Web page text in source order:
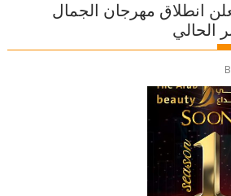
انطلاق مهرجان الجمال
الحالي